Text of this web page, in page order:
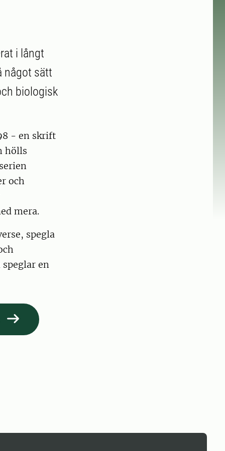
i långt
något sätt
biologisk
- en skrift
hölls
och
mera.
spegla
en